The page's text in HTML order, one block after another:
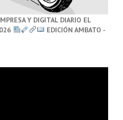
Y DIGITAL DIARIO EL
EDICIÓN AMBATO -